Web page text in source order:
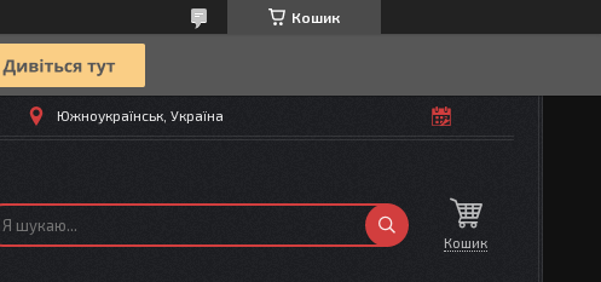
Кошик
Южноукраїнськ, Україна
Кошик